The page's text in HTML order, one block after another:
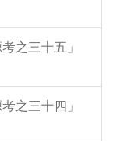
之三十五」
之三十四」